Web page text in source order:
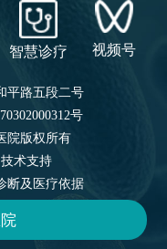
智慧诊疗 视频号
平路五段二号
号
院版权所有
术支持
断及医疗依据